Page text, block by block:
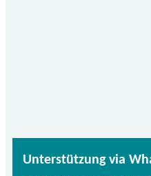
Unterstützung via